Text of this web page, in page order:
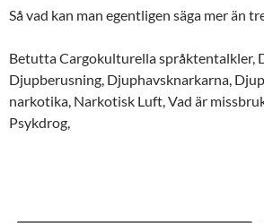
Så vad kan man egentligen säga mer än
Betutta Cargokulturella språktentalkler,
Djupberusning, Djuphavsknarkarna,
narkotika, Narkotisk Luft, Vad är
Psykdrog,